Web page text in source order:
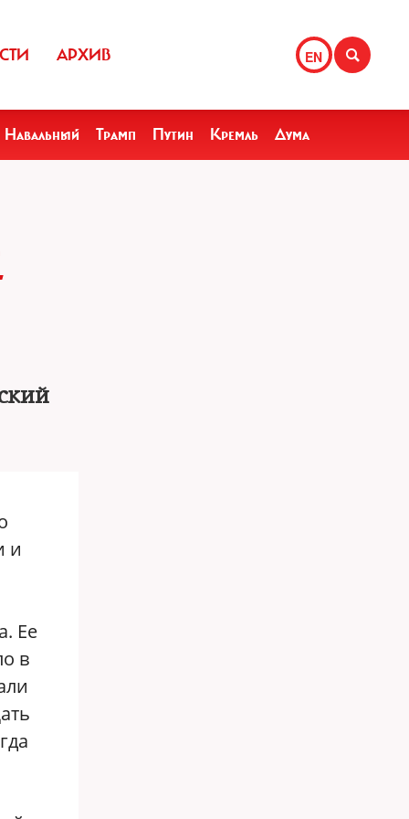
EN
АРХИВ
Навальный Трамп Путин Кремль Дума
и
Ее
в